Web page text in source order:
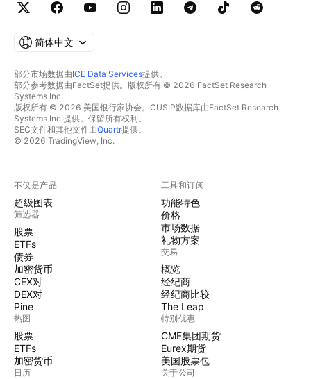
简体中文
部分市场数据由ICE Data Services提供。
部分参考数据由FactSet提供。版权所有 © 2026 FactSet Research
Systems Inc.
版权所有 © 2026 美国银行家协会。CUSIP数据库由FactSet Research
Systems Inc.提供。保留所有权利。
SEC文件和其他文件由Quartr提供。
© 2026 TradingView, Inc.
不仅是产品
超级图表
筛选器
股票
ETFs
债券
加密货币
CEX对
DEX对
Pine
热图
股票
ETFs
加密货币
日历
工具和订阅
功能特色
价格
市场数据
礼物方案
交易
概览
经纪商
经纪商比较
The Leap
特别优惠
CME集团期货
Eurex期货
美国股票包
关于公司